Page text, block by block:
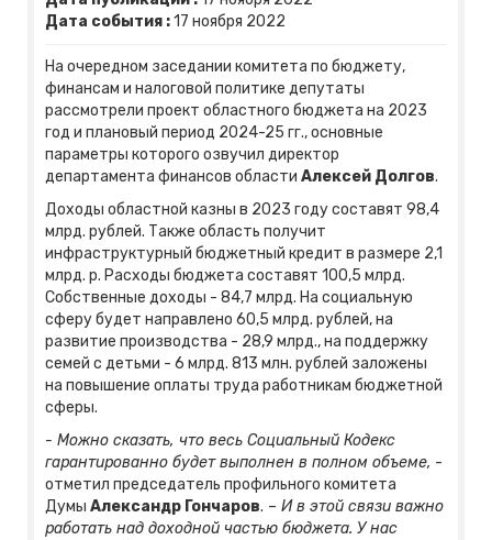
Дата события :17 ноября 2022
На очередном заседании комитета по бюджету,
финансам и налоговой политике депутаты
рассмотрели проект областного бюджета на 2023
год и плановый период 2024-25 гг., основные
параметры которого озвучил директор
департамента финансов области Алексей Долгов.
Доходы областной казны в 2023 году составят 98,4
млрд. рублей. Также область получит
инфраструктурный бюджетный кредит в размере 2,1
млрд. р. Расходы бюджета составят 100,5 млрд.
Собственные доходы - 84,7 млрд. На социальную
сферу будет направлено 60,5 млрд. рублей, на
развитие производства - 28,9 млрд., на поддержку
семей с детьми - 6 млрд. 813 млн. рублей заложены
на повышение оплаты труда работникам бюджетной
сферы.
- Можно сказать, что весь Социальный Кодекс
гарантированно будет выполнен в полном объеме, -
отметил председатель профильного комитета
Думы Александр Гончаров. – И в этой связи важно
работать над доходной частью бюджета. У нас